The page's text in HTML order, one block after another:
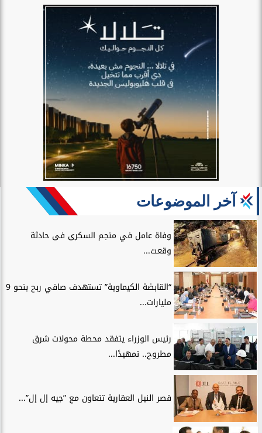
آخر الموضوعات
وفاة عامل في منجم السكرى فى حادثة
وقعت...
“القابضة الكيماوية” تستهدف صافي ربح بنحو 9
مليارات...
رئيس الوزراء يتفقد محطة محولات شرق
مطروح.. تمهيدًا...
قصر النيل العقارية تتعاون مع ”جيه إل إل”...